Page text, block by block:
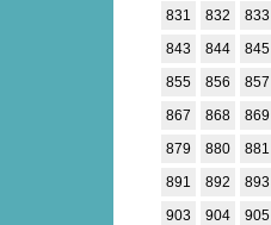
831
832 833
843
844 845
855
856 857
867
868 869
879
880 881
891
892 893
903
904 905